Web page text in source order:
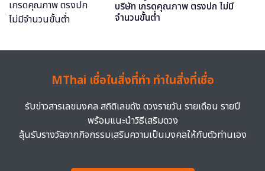
บริษัท เกรดคุณภาพ ตรงปก ไม่มี
จำนวนขั้นต่ำ
MThai เชื่อในสิ่งที่ทำ ทำในสิ่งที่เชื่อ
รับข่าวสารเลขมงคล สถิติเลขดัง ดวงรายวัน รายเดือน รายปี
พร้อมแนะนำวิธีเสริมดวง
ลุ้นรับรางวัลจากกิจกรรมเสริมความเป็นมงคลให้กับตัวท่านเอง